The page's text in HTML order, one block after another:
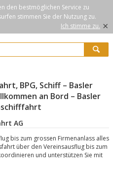
den bestmöglichen Service zu
stimmen Sie der Nutzung zu.
Ich stimme zu. ×
BPG, Schiff – Basler
an Bord – Basler
AG
bis zum grossen Firmenanlass alles
über den Vereinsausflug bis zum
und unterstützen Sie mit